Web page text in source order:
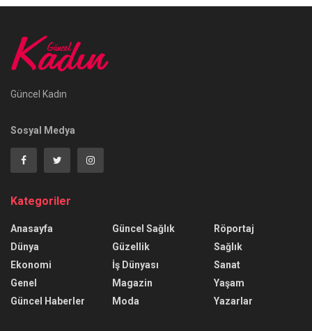
Güncel Kadın
Sosyal Medya
Kategoriler
Anasayfa
Dünya
Ekonomi
Genel
Güncel Haberler
Güncel Sağlık
Güzellik
İş Dünyası
Magazin
Moda
Röportaj
Sağlık
Sanat
Yaşam
Yazarlar